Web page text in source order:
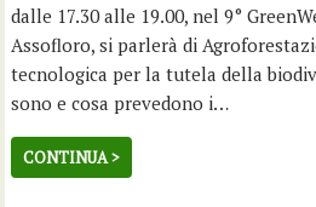
dalle 17.30 alle 19.00, nel 9°
Assofloro, si parlerà di
tecnologica per la tutela della
sono e cosa prevedono i…
CONTINUA >